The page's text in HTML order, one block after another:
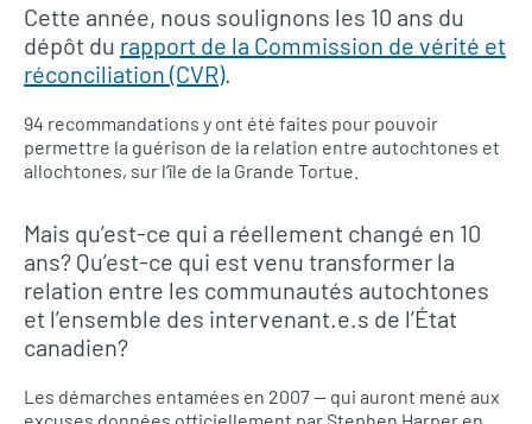
Cette année, nous soulignons les 10 ans du
dépôt du rapport de la Commission de vérité et
réconciliation (CVR).
94 recommandations y ont été faites pour pouvoir
permettre la guérison de la relation entre autochtones et
allochtones, sur l’île de la Grande Tortue.
Mais qu’est-ce qui a réellement changé en 10
ans? Qu’est-ce qui est venu transformer la
relation entre les communautés autochtones
et l’ensemble des intervenant.e.s de l’État
canadien?
Les démarches entamées en 2007 — qui auront mené aux
excuses données officiellement par Stephen Harper en